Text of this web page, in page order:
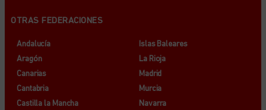
OTRAS FEDERACIONES
Andalucía
Aragón
Canarias
Cantabria
Castilla la Mancha
Islas Baleares
La Rioja
Madrid
Murcia
Navarra